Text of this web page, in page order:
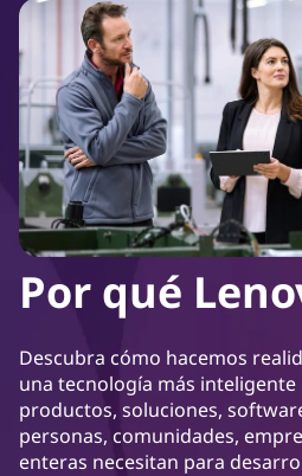
Por qué
Descubra cómo hacemos
una tecnología más
productos, soluciones,
personas, comunidades,
enteras necesitan para